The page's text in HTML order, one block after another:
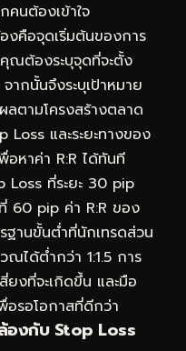
คนต้องเข้าใจ
คือจุดเริ่มต้นของการ
ณต้องระบุจุดที่จะตั้ง
ากนั้นจึงระบุเป้าหมาย
ตามโครงสร้างตลาด
Loss และระยะทางของ
หาค่า R:R ได้ทันที
ที่ระยะ 30 pip
60 pip ค่า R:R ของ
านขั้นต่ำที่นักเทรดส่วน
ได้ต่ำกว่า 1:1.5 การ
ยงที่จะเกิดขึ้น และมือ
อรอโอกาสที่ดีกว่า
องกับ Stop Loss